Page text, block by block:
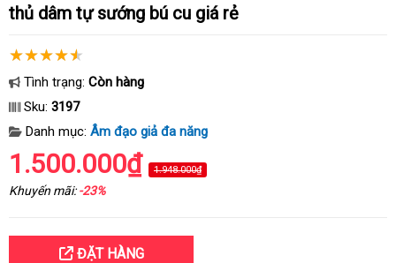
thủ dâm tự sướng bú cu giá rẻ
Tình trạng: Còn hàng
Sku: 3197
Danh mục: Âm đạo giả đa năng
1.500.000₫ 1.948.000₫
Khuyến mãi:-23%
ĐẶT HÀNG